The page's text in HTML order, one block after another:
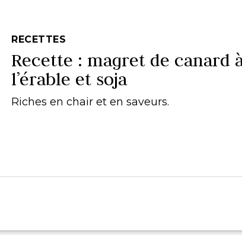
RECETTES
Recette : magret de canard
l’érable et soja
Riches en chair et en saveurs.